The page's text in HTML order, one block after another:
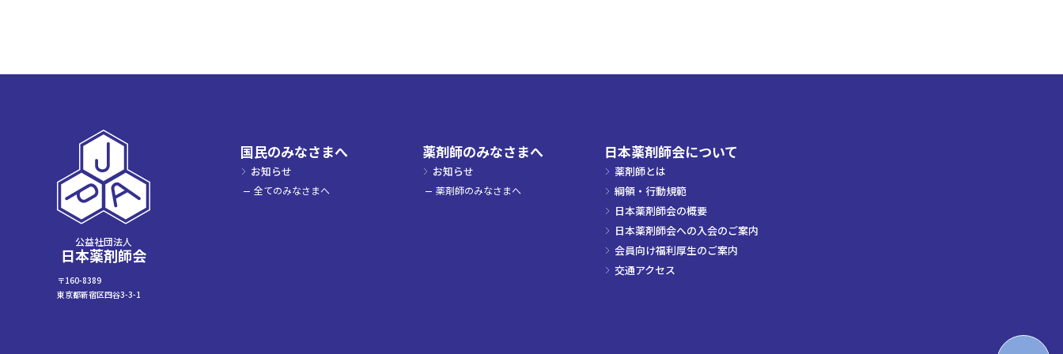
公益社団法人
日本薬剤師会
〒160-8389
東京都新宿区四谷3-3-1
国民のみなさまへ
お知らせ
全てのみなさまへ
薬剤師のみなさまへ
お知らせ
薬剤師のみなさまへ
日本薬剤師会について
薬剤師とは
綱領・行動規範
日本薬剤師会の概要
日本薬剤師会への入会のご案内
会員向け福利厚生のご案内
交通アクセス